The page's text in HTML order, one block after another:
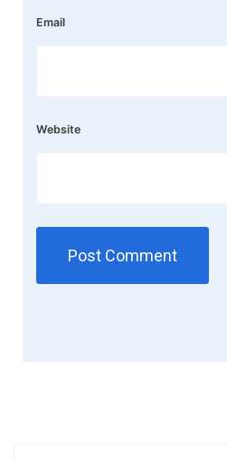
Email
Website
Search